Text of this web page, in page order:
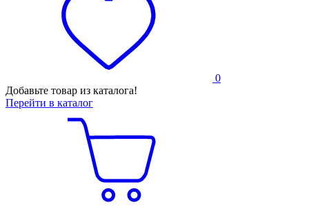
0
Добавьте товар из каталога!
Перейти в каталог